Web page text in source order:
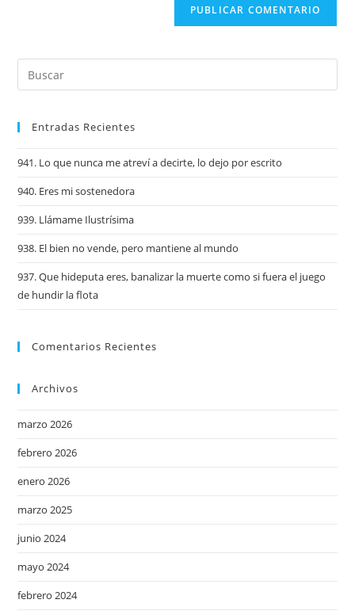
Entradas Recientes
941. Lo que nunca me atreví a decirte, lo dejo por escrito
940. Eres mi sostenedora
939. Llámame Ilustrísima
938. El bien no vende, pero mantiene al mundo
937. Que hideputa eres, banalizar la muerte como si fuera el juego
de hundir la flota
Comentarios Recientes
Archivos
marzo 2026
febrero 2026
enero 2026
marzo 2025
junio 2024
mayo 2024
febrero 2024